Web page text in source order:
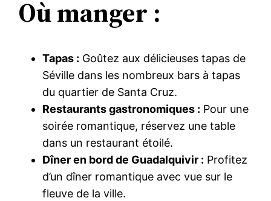
Où manger :
Tapas : Goûtez aux délicieuses tapas de
Séville dans les nombreux bars à tapas
du quartier de Santa Cruz.
Restaurants gastronomiques : Pour une
soirée romantique, réservez une table
dans un restaurant étoilé.
Dîner en bord de Guadalquivir : Profitez
d’un dîner romantique avec vue sur le
fleuve de la ville.